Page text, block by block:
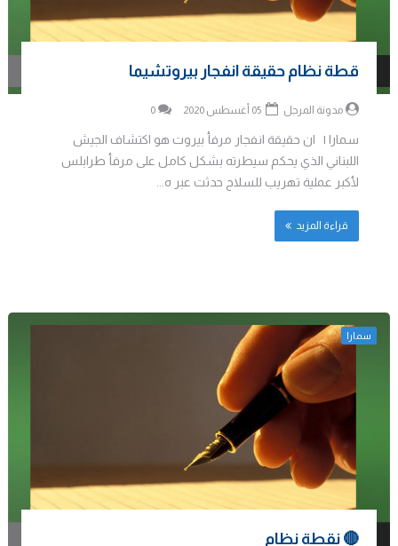
قطة نظام حقيقة انفجار بيروتشيما
مدونة المرجل 0
سمارا | ان حقيقة انفجار مرفأ بيروت هو اكتشاف الجيش
اللبناني الذي يحكم سيطرته بشكل كامل على مرفأ طرابلس
لأكبر عملية تهريب للسلاح حدثت عبر ه...
قراءة المزيد
سمارا
🔴 نقطة نظام